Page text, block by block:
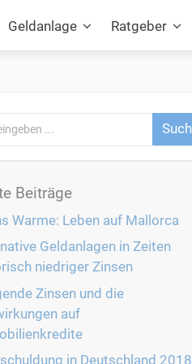
Geldanlage Ratgeber
Beiträge
Warme: Leben auf Mallorca
Geldanlagen in Zeiten
niedriger Zinsen
Zinsen und die
auf
in Deutschland 2018